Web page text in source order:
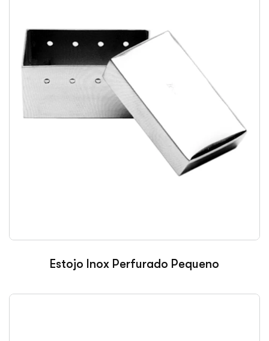
Estojo Inox Perfurado Pequeno